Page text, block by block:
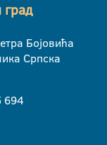
град
Бојовића
Српска
694